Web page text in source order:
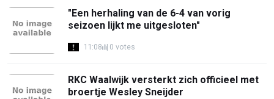
"Een herhaling van de 6-4 van vorig
seizoen lijkt me uitgesloten"
11:08 0 votes
RKC Waalwijk versterkt zich officieel met
broertje Wesley Sneijder